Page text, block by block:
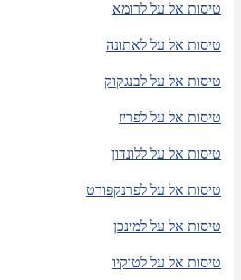
טיסות אל על לרומא
טיסות אל על לאתונה
טיסות אל על לבנגקוק
טיסות אל על לפריז
טיסות אל על ללונדון
טיסות אל על לפרנקפורט
טיסות אל על למינכן
טיסות אל על לטוקיו